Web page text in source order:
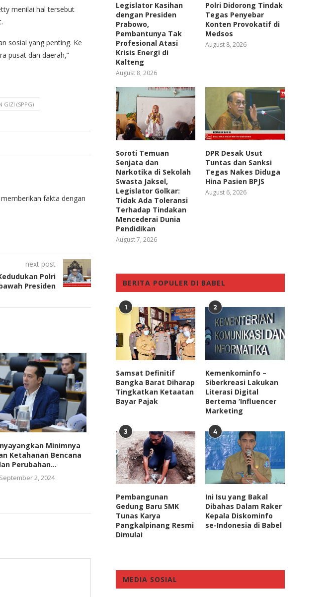
menilai hal tersebut
sosial yang penting. Ke
pusat dan daerah,”
GIZI (SPPG)
fakta dengan
next post
Polri
Presiden
Minimnya
Ketahanan Bencana
Perubahan...
September 2, 2024
Hensat Sebut Putusan Etik
MKMK Tak Pengaruhi
Pencalonan...
November 4, 2023
RUU Pesantren dan
Keagamaan Harus
Kepentingan...
January 30, 2019
Legislator Kasihan
dengan Presiden
Prabowo,
Pembantunya Tak
Profesional Atasi
Krisis Energi di
Kalteng
August 8, 2026
Polri Didorong Tindak
Tegas Penyebar
Konten Provokatif di
Medsos
August 8, 2026
Soroti Temuan
Senjata dan
Narkotika di Sekolah
Swasta Jaksel,
Legislator Golkar:
Tidak Ada Toleransi
Terhadap Tindakan
Mencederai Dunia
Pendidikan
August 7, 2026
DPR Desak Usut
Tuntas dan Sanksi
Tegas Nakes Diduga
Hina Pasien BPJS
August 6, 2026
BERITA POPULER DI BABEL
1
Samsat Definitif
Bangka Barat Diharap
Tingkatkan Ketaatan
Bayar Pajak
2
Kemenkominfo –
Siberkreasi Lakukan
Literasi Digital
Bertema ‘Influencer
Marketing
3
Pembangunan
Gedung Baru SMK
Tunas Karya
Pangkalpinang Resmi
Dimulai
4
Ini Isu yang Bakal
Dibahas Dalam Raker
Kepala Diskominfo
se-Indonesia di Babel
MEDIA SOSIAL